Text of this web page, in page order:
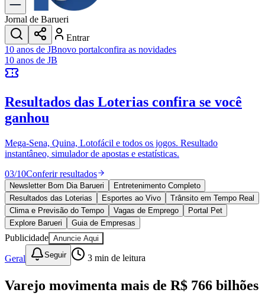
Dia a Dia & Lazer
Transportes
Gastronomia
Cinema & Shows
JogosNovo
Anuncie no Portal
Cadastrar Empresa
Divulgar Vagas
Política
Esportes
Saúde
Segurança
Cultura
Meio Ambiente
Obras
Educação
Bairros de Barueri
Selecione sua região Para notícias da sua região
Jornal de Barueri
Entrar
10 anos de JBnovo portalconfira as novidades
10 anos de JB
Resultados das Loterias confira se você
ganhou
Mega-Sena, Quina, Lotofácil e todos os jogos. Resultado
instantâneo, simulador de apostas e estatísticas.
03/10Conferir resultados
Newsletter Bom Dia Barueri
Entretenimento Completo
Resultados das Loterias
Esportes ao Vivo
Trânsito em Tempo Real
Clima e Previsão do Tempo
Vagas de Emprego
Portal Pet
Explore Barueri
Guia de Empresas
Publicidade Anuncie Aqui
Geral Seguir 3 min de leitura
Varejo movimenta mais de R$ 766 bilhões